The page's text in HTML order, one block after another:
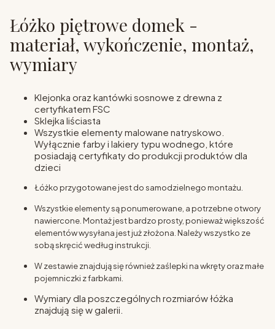
Łóżko piętrowe domek -
materiał, wykończenie, montaż,
wymiary
Klejonka oraz kantówki sosnowe z drewna z
certyfikatem FSC
Sklejka liściasta
Wszystkie elementy malowane natryskowo.
Wyłącznie farby i lakiery typu wodnego, które
posiadają certyfikaty do produkcji produktów dla
dzieci
Łóżko przygotowane jest do samodzielnego montażu.
Wszystkie elementy są ponumerowane, a potrzebne otwory
nawiercone. Montaż jest bardzo prosty, ponieważ większość
elementów wysyłana jest już złożona. Należy wszystko ze
sobą skręcić według instrukcji.
W zestawie znajdują się również zaślepki na wkręty oraz małe
pojemniczki z farbkami.
Wymiary dla poszczególnych rozmiarów łóżka
znajdują się w galerii.